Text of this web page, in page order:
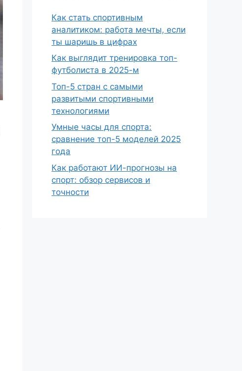
Как стать спортивным
аналитиком: работа мечты, если
ты шаришь в цифрах
Как выглядит тренировка топ-
футболиста в 2025-м
Топ-5 стран с самыми
развитыми спортивными
технологиями
Умные часы для спорта:
сравнение топ-5 моделей 2025
года
Как работают ИИ-прогнозы на
спорт: обзор сервисов и
точности